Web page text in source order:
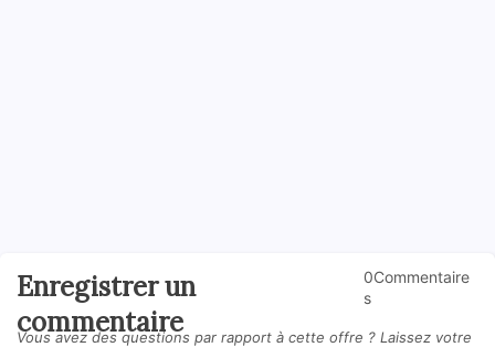
Enregistrer un
commentaire
0Commentaire
s
Vous avez des questions par rapport à cette offre ? Laissez votre